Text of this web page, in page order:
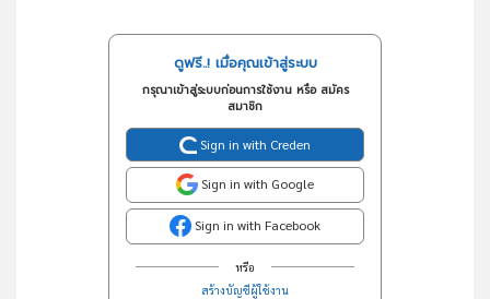
ดูฟรี..! เมื่อคุณเข้าสู่ระบบ
กรุณาเข้าสู่ระบบก่อนการใช้งาน หรือ สมัคร
สมาชิก
Sign in with Creden
Sign in with Google
Sign in with Facebook
หรือ
สร้างบัญชีผู้ใช้งาน